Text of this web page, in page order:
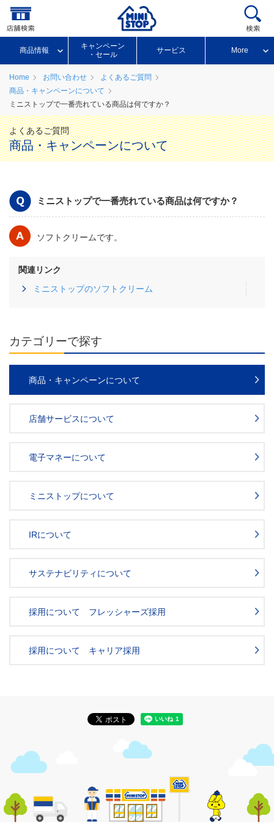
商品情報
キャンペーン
・セール
サービス More
Home お問い合わせ
よくあるご質問
商品・キャンペーンについて
ミニストップで一番売れている商品は何ですか？
よくあるご質問
商品・キャンペーンについて
ミニストップで一番売れている商品は何ですか？
ソフトクリームです。
関連リンク
ミニストップのソフトクリーム
カテゴリーで探す
商品・キャンペーンについて
店舗サービスについて
電子マネーについて
ミニストップについて
IRについて
サステナビリティについて
採用について フレッシャーズ採用
採用について キャリア採用